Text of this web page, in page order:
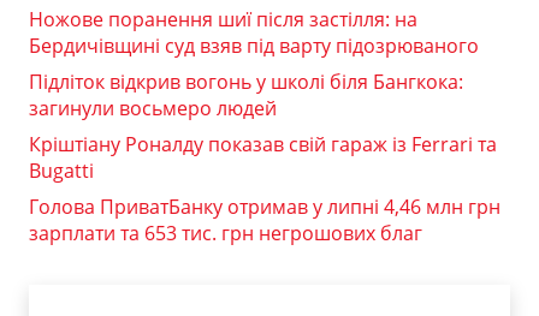
Ножове поранення шиї після застілля: на
Бердичівщині суд взяв під варту підозрюваного
Підліток відкрив вогонь у школі біля Бангкока:
загинули восьмеро людей
Кріштіану Роналду показав свій гараж із Ferrari та
Bugatti
Голова ПриватБанку отримав у липні 4,46 млн грн
зарплати та 653 тис. грн негрошових благ